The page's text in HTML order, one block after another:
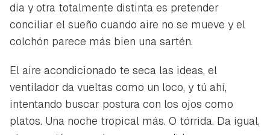
día y otra totalmente distinta es pretender
conciliar el sueño cuando aire no se mueve y el
colchón parece más bien una sartén.
El aire acondicionado te seca las ideas, el
ventilador da vueltas como un loco, y tú ahí,
intentando buscar postura con los ojos como
platos. Una noche tropical más. O tórrida. Da igual,